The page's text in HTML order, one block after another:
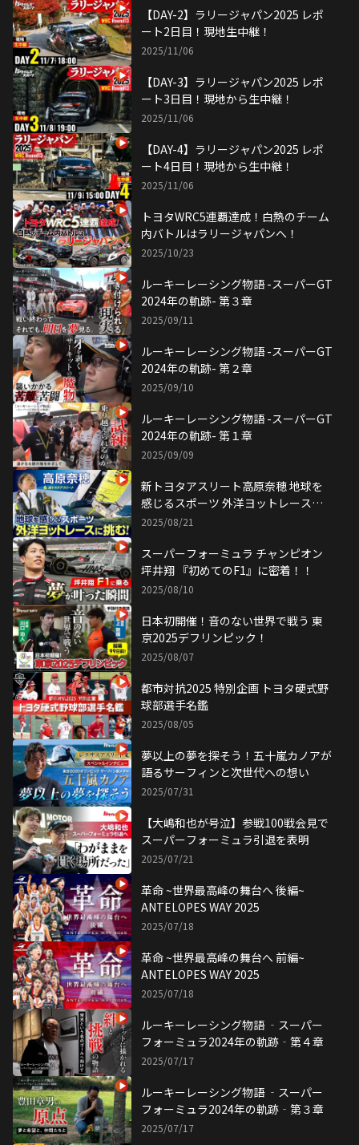
【DAY-2】ラリージャパン2025 レポ
ート2日目！現地生中継！
2025/11/06
【DAY-3】ラリージャパン2025 レポ
ート3日目！現地から生中継！
2025/11/06
【DAY-4】ラリージャパン2025 レポ
ート4日目！現地から生中継！
2025/11/06
トヨタWRC5連覇達成！白熱のチーム
内バトルはラリージャパンへ！
2025/10/23
ルーキーレーシング物語 -スーパーGT
2024年の軌跡- 第３章
2025/09/11
ルーキーレーシング物語 -スーパーGT
2024年の軌跡- 第２章
2025/09/10
ルーキーレーシング物語 -スーパーGT
2024年の軌跡- 第１章
2025/09/09
新トヨタアスリート高原奈穂 地球を
感じるスポーツ 外洋ヨットレースに
挑む
2025/08/21
スーパーフォーミュラ チャンピオン
坪井翔 『初めてのF1』に密着！！
2025/08/10
日本初開催！音のない世界で戦う 東
京2025デフリンピック！
2025/08/07
都市対抗2025 特別企画 トヨタ硬式野
球部選手名鑑
2025/08/05
夢以上の夢を探そう！五十嵐カノアが
語るサーフィンと次世代への想い
2025/07/31
【大嶋和也が号泣】参戦100戦会見で
スーパーフォーミュラ引退を表明
2025/07/21
革命 ~世界最高峰の舞台へ 後編~
ANTELOPES WAY 2025
2025/07/18
革命 ~世界最高峰の舞台へ 前編~
ANTELOPES WAY 2025
2025/07/18
ルーキーレーシング物語 ‐スーパー
フォーミュラ2024年の軌跡‐第４章
2025/07/17
ルーキーレーシング物語 ‐スーパー
フォーミュラ2024年の軌跡‐第３章
2025/07/17